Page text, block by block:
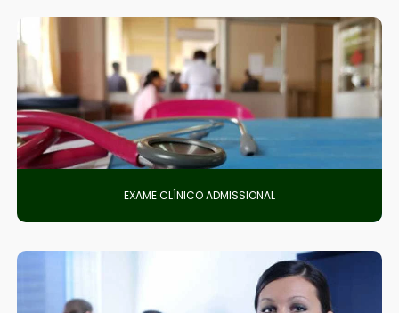
EXAME CLÍNICO ADMISSIONAL